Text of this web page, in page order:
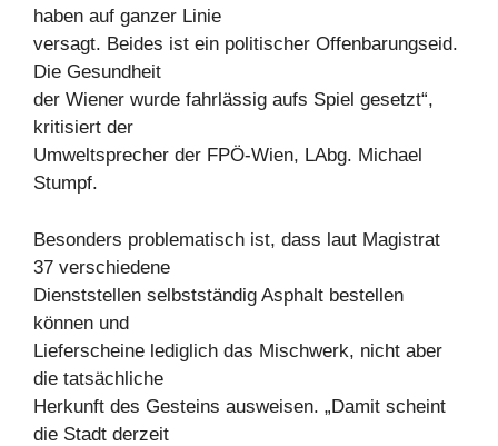
haben auf ganzer Linie
versagt. Beides ist ein politischer Offenbarungseid.
Die Gesundheit
der Wiener wurde fahrlässig aufs Spiel gesetzt“,
kritisiert der
Umweltsprecher der FPÖ-Wien, LAbg. Michael
Stumpf.
Besonders problematisch ist, dass laut Magistrat
37 verschiedene
Dienststellen selbstständig Asphalt bestellen
können und
Lieferscheine lediglich das Mischwerk, nicht aber
die tatsächliche
Herkunft des Gesteins ausweisen. „Damit scheint
die Stadt derzeit